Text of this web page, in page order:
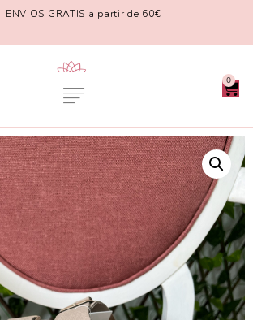
ENVIOS GRATIS a partir de 60€
0